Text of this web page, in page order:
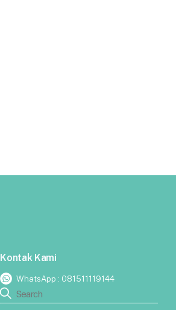
Kontak Kami
WhatsApp : 081511119144